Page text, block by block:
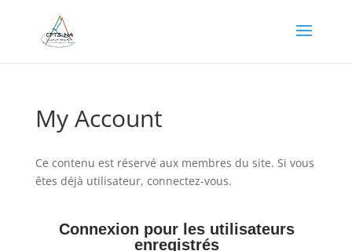
My Account
Ce contenu est réservé aux membres du site. Si vous
êtes déjà utilisateur, connectez-vous.
Connexion pour les utilisateurs
enregistrés